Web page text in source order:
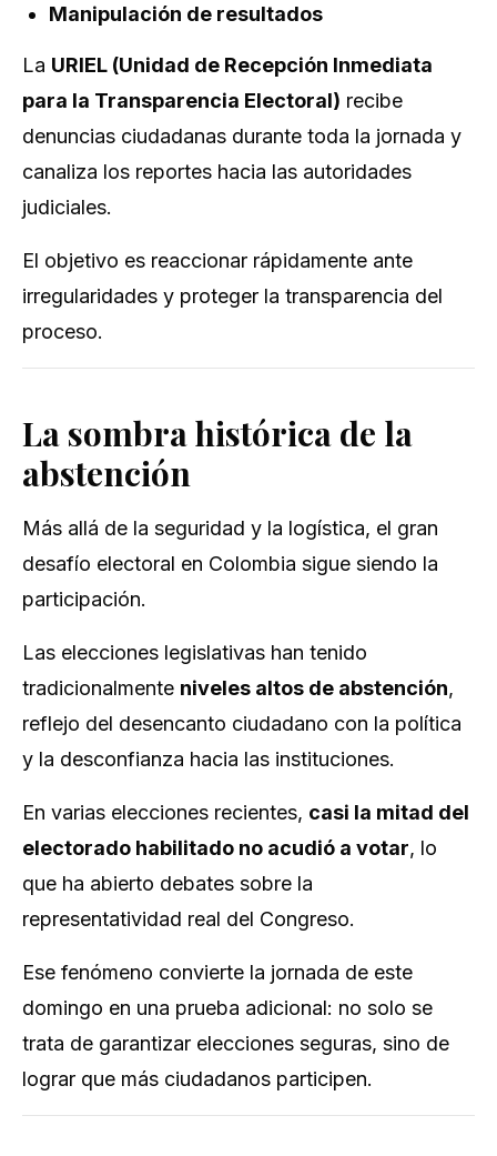
Manipulación de resultados
La URIEL (Unidad de Recepción Inmediata
para la Transparencia Electoral) recibe
denuncias ciudadanas durante toda la jornada y
canaliza los reportes hacia las autoridades
judiciales.
El objetivo es reaccionar rápidamente ante
irregularidades y proteger la transparencia del
proceso.
La sombra histórica de la
abstención
Más allá de la seguridad y la logística, el gran
desafío electoral en Colombia sigue siendo la
participación.
Las elecciones legislativas han tenido
tradicionalmente niveles altos de abstención,
reflejo del desencanto ciudadano con la política
y la desconfianza hacia las instituciones.
En varias elecciones recientes, casi la mitad del
electorado habilitado no acudió a votar, lo
que ha abierto debates sobre la
representatividad real del Congreso.
Ese fenómeno convierte la jornada de este
domingo en una prueba adicional: no solo se
trata de garantizar elecciones seguras, sino de
lograr que más ciudadanos participen.